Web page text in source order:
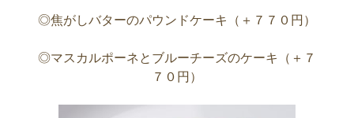
◎焦がしバターのパウンドケーキ（＋７７０円）
◎マスカルポーネとブルーチーズのケーキ（＋７
７０円）